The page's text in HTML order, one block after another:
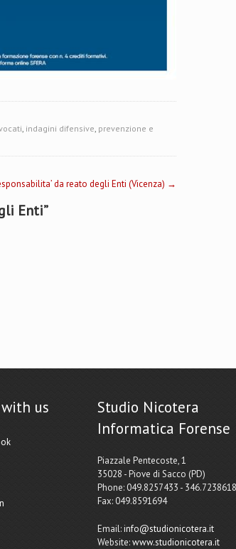
, indagini difensive, prevenzione e
da reato degli Enti (Vicenza) →
Enti”
us
Studio Nicotera
Informatica Forense
Piazzale Pentecoste, 1
35028 - Piove di Sacco (PD)
Phone: 049.8257433 -
Fax: 049.8591694
Email:info@studionicotera.it
Website:www.studionicotera.it